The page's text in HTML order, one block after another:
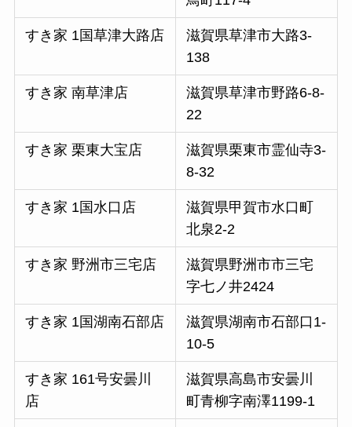
すき家 1国草津大路店
滋賀県草津市大路3-
138
すき家 南草津店
滋賀県草津市野路6-8-
22
すき家 栗東大宝店
滋賀県栗東市霊仙寺3-
8-32
すき家 1国水口店
滋賀県甲賀市水口町
北泉2-2
すき家 野洲市三宅店
滋賀県野洲市市三宅
字七ノ井2424
すき家 1国湖南石部店
滋賀県湖南市石部口1-
10-5
すき家 161号安曇川
店
滋賀県高島市安曇川
町青柳字南澤1199-1